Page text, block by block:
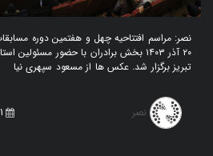
نصر: مراسم افتتاحیه چهل و هفتمین دوره
۲۰ آذر ۱۴۰۳ بخش برادران با حضور
تبریز برگزار شد. عکس ها از مسعود سپهری نیا
نصر